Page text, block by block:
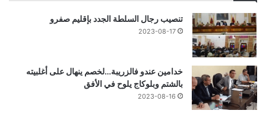
تنصيب رجال السلطة الجدد بإقليم صفرو
2023-08-17
خدامين عندو فالزريبة…لخصم ينهال على أغلبيته
بالشتم وبلوكاج يلوح في الأفق
2023-08-16